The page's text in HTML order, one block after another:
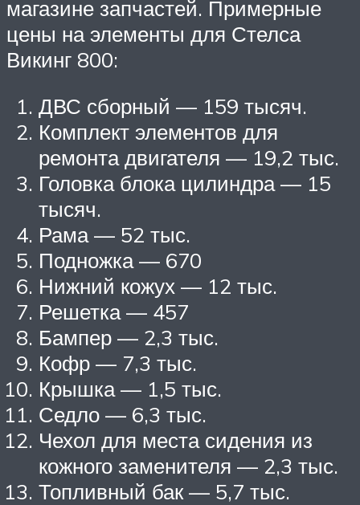
магазине запчастей. Примерные
цены на элементы для Стелса
Викинг 800:
ДВС сборный — 159 тысяч.
Комплект элементов для
ремонта двигателя — 19,2 тыс.
Головка блока цилиндра — 15
тысяч.
Рама — 52 тыс.
Подножка — 670
Нижний кожух — 12 тыс.
Решетка — 457
Бампер — 2,3 тыс.
Кофр — 7,3 тыс.
Крышка — 1,5 тыс.
Седло — 6,3 тыс.
Чехол для места сидения из
кожного заменителя — 2,3 тыс.
Топливный бак — 5,7 тыс.